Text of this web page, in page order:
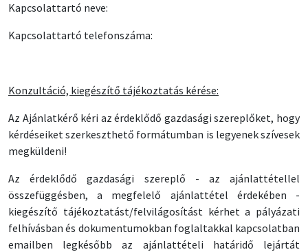
Kapcsolattartó neve:
Kapcsolattartó telefonszáma:
Konzultáció, kiegészítő tájékoztatás kérése:
Az Ajánlatkérő kéri az érdeklődő gazdasági szereplőket, hogy
kérdéseiket szerkeszthető formátumban is legyenek szívesek
megküldeni!
Az érdeklődő gazdasági szereplő - az ajánlattétellel
összefüggésben, a megfelelő ajánlattétel érdekében -
kiegészítő tájékoztatást/felvilágosítást kérhet a pályázati
felhívásban és dokumentumokban foglaltakkal kapcsolatban
emailben legkésőbb az ajánlattételi határidő lejártát